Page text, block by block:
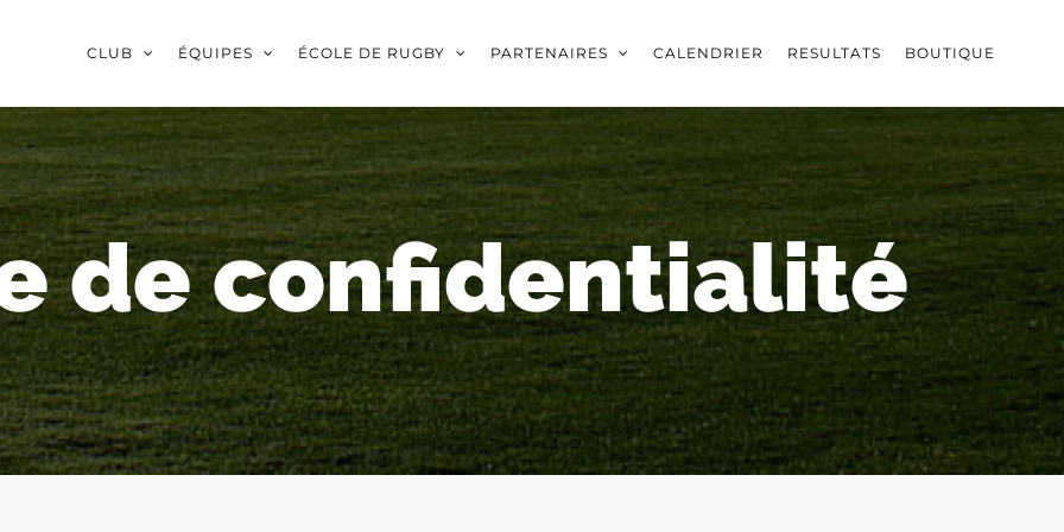
CLUB ÉQUIPES ÉCOLE DE RUGBY PARTENAIRES CALENDRIER RESULTATS BOUTIQUE
de confidentialité